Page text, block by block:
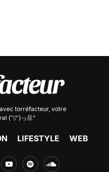
torréfacteur, votre
(˘▽˘)っ旦"
LIFESTYLE WEB